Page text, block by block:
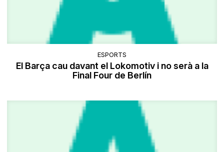
ESPORTS
El Barça cau davant el Lokomotiv i no serà a la
Final Four de Berlín